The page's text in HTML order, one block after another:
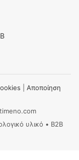
Αποποίηση
υλικό • B2B